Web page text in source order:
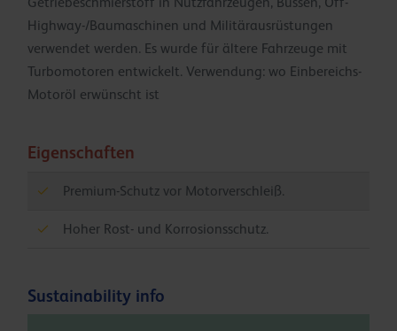
Highway-/Baumaschinen und Militärausrüstungen
verwendet werden. Es wurde für ältere Fahrzeuge mit
Turbomotoren entwickelt. Verwendung: wo Einbereichs-
Motoröl erwünscht ist
Eigenschaften
Premium-Schutz vor Motorverschleiß.
Hoher Rost- und Korrosionsschutz.
Sustainability info